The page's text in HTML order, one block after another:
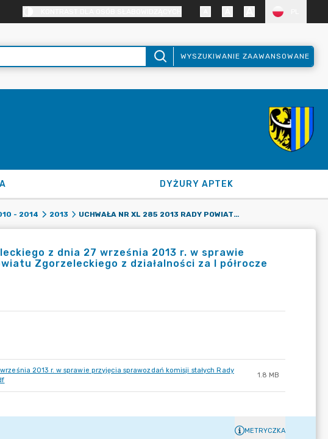
WYSZUKIWANIE ZAAWANSOWANE
DYŻURY APTEK
- 2014 2013 UCHWAŁA NR XL 285 2013 RADY POWIATU ZGORZELECKIEGO Z DNIA 27 WRZEŚNIA 2013 R. W SPRAWIE PRZYJĘCIA SPRAWOZDAŃ KOMISJI STAŁYCH RADY POWIATU ZGORZELECKIEGO Z DZIAŁALNOŚCI ZA I PÓŁROCZE 2013 ROKU
z dnia 27 września 2013 r. w sprawie
Zgorzeleckiego z działalności za I półrocze
2013 r. w sprawie przyjęcia sprawozdań komisji stałych Rady
1.8 MB
METRYCZKA